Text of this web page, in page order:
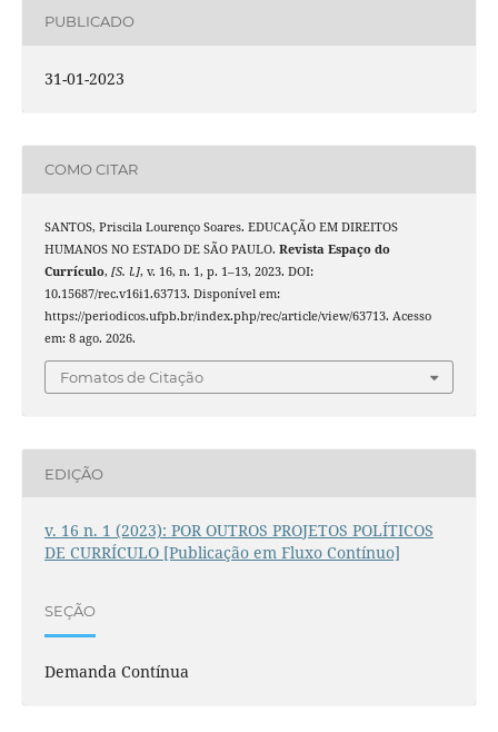
PUBLICADO
31-01-2023
COMO CITAR
SANTOS, Priscila Lourenço Soares. EDUCAÇÃO EM DIREITOS
HUMANOS NO ESTADO DE SÃO PAULO. Revista Espaço do
Currículo, [S. l.], v. 16, n. 1, p. 1–13, 2023. DOI:
10.15687/rec.v16i1.63713. Disponível em:
https://periodicos.ufpb.br/index.php/rec/article/view/63713. Acesso
em: 8 ago. 2026.
Fomatos de Citação
EDIÇÃO
v. 16 n. 1 (2023): POR OUTROS PROJETOS POLÍTICOS
DE CURRÍCULO [Publicação em Fluxo Contínuo]
SEÇÃO
Demanda Contínua